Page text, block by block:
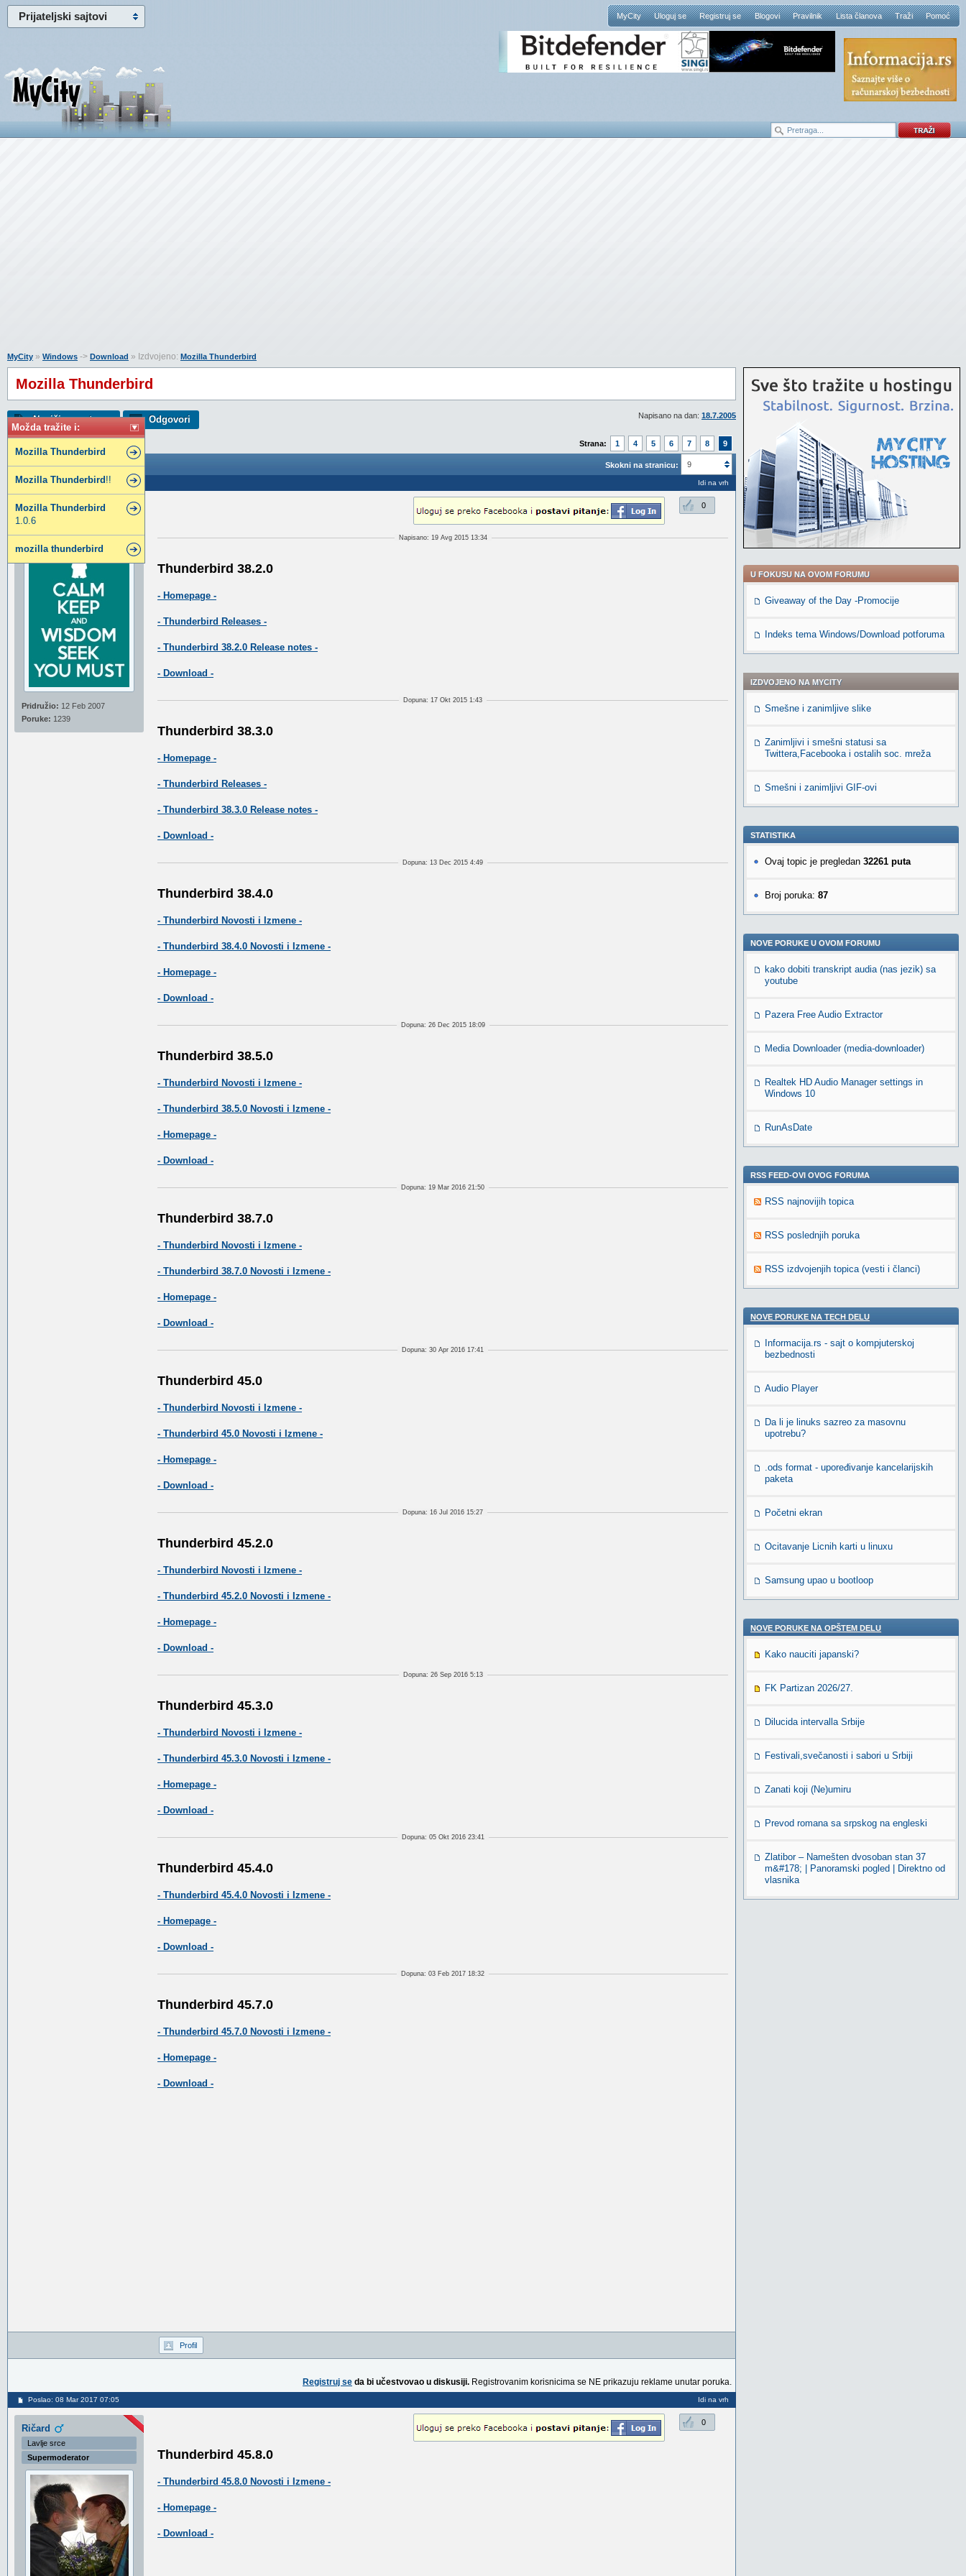
Prijateljski sajtovi MyCity Uloguj se Registruj se Blogovi Pravilnik Lista članova Traži Pomoć
Možda tražite i:
Mozilla Thunderbird
Mozilla Thunderbird !!
Mozilla Thunderbird
1.0.6
mozilla thunderbird
MyCity » Windows -> Download » Izdvojeno: Mozilla Thunderbird
Mozilla Thunderbird
Napisano na dan: 18.7.2005
Napiši novu temu Odgovori
Strana: 1 4 5 6 7 8 9
Skokni na stranicu: 9
Mozilla Thunderbird
Poslao: 03 Feb 2017 18:32 Idi na vrh
Wisdomseeker
Super građanin
Pridružio: 12 Feb 2007
Poruke: 1239
0
Napisano: 19 Avg 2015 13:34
Thunderbird 38.2.0
- Homepage -
- Thunderbird Releases -
- Thunderbird 38.2.0 Release notes -
- Download -
Dopuna: 17 Okt 2015 1:43
Thunderbird 38.3.0
- Homepage -
- Thunderbird Releases -
- Thunderbird 38.3.0 Release notes -
- Download -
Dopuna: 13 Dec 2015 4:49
Thunderbird 38.4.0
- Thunderbird Novosti i Izmene -
- Thunderbird 38.4.0 Novosti i Izmene -
- Homepage -
- Download -
Dopuna: 26 Dec 2015 18:09
Thunderbird 38.5.0
- Thunderbird Novosti i Izmene -
- Thunderbird 38.5.0 Novosti i Izmene -
- Homepage -
- Download -
Dopuna: 19 Mar 2016 21:50
Thunderbird 38.7.0
- Thunderbird Novosti i Izmene -
- Thunderbird 38.7.0 Novosti i Izmene -
- Homepage -
- Download -
Dopuna: 30 Apr 2016 17:41
Thunderbird 45.0
- Thunderbird Novosti i Izmene -
- Thunderbird 45.0 Novosti i Izmene -
- Homepage -
- Download -
Dopuna: 16 Jul 2016 15:27
Thunderbird 45.2.0
- Thunderbird Novosti i Izmene -
- Thunderbird 45.2.0 Novosti i Izmene -
- Homepage -
- Download -
Dopuna: 26 Sep 2016 5:13
Thunderbird 45.3.0
- Thunderbird Novosti i Izmene -
- Thunderbird 45.3.0 Novosti i Izmene -
- Homepage -
- Download -
Dopuna: 05 Okt 2016 23:41
Thunderbird 45.4.0
- Thunderbird 45.4.0 Novosti i Izmene -
- Homepage -
- Download -
Dopuna: 03 Feb 2017 18:32
Thunderbird 45.7.0
- Thunderbird 45.7.0 Novosti i Izmene -
- Homepage -
- Download -
Profil
Registruj se da bi učestvovao u diskusiji. Registrovanim korisnicima se NE prikazuju reklame unutar poruka.
Poslao: 08 Mar 2017 07:05 Idi na vrh
Ričard
Lavlje srce
Supermoderator
0
Thunderbird 45.8.0
- Thunderbird 45.8.0 Novosti i Izmene -
- Homepage -
- Download -
U FOKUSU NA OVOM FORUMU
Giveaway of the Day -Promocije
Indeks tema Windows/Download potforuma
IZDVOJENO NA MYCITY
Smešne i zanimljive slike
Zanimljivi i smešni statusi sa
Twittera,Facebooka i ostalih soc. mreža
Smešni i zanimljivi GIF-ovi
STATISTIKA
Ovaj topic je pregledan 32261 puta
Broj poruka: 87
NOVE PORUKE U OVOM FORUMU
kako dobiti transkript audia (nas jezik) sa
youtube
Pazera Free Audio Extractor
Media Downloader (media-downloader)
Realtek HD Audio Manager settings in
Windows 10
RunAsDate
RSS FEED-OVI OVOG FORUMA
RSS najnovijih topica
RSS poslednjih poruka
RSS izdvojenjih topica (vesti i članci)
NOVE PORUKE NA TECH DELU
Informacija.rs - sajt o kompjuterskoj
bezbednosti
Audio Player
Da li je linuks sazreo za masovnu
upotrebu?
.ods format - upoređivanje kancelarijskih
paketa
Početni ekran
Ocitavanje Licnih karti u linuxu
Samsung upao u bootloop
NOVE PORUKE NA OPŠTEM DELU
Kako nauciti japanski?
FK Partizan 2026/27.
Dilucida intervalla Srbije
Festivali,svečanosti i sabori u Srbiji
Zanati koji (Ne)umiru
Prevod romana sa srpskog na engleski
Zlatibor – Namešten dvosoban stan 37
m&#178; | Panoramski pogled | Direktno od
vlasnika